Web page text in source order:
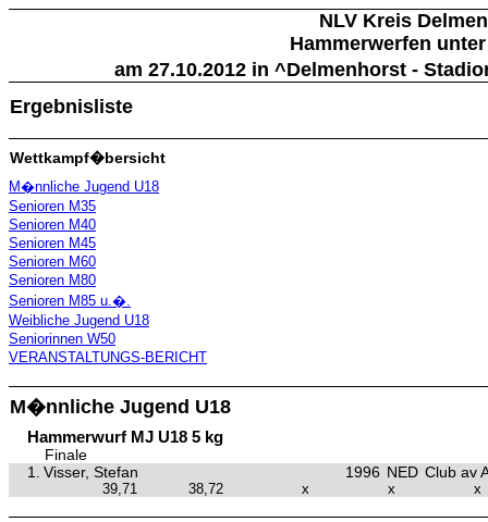
NLV Kreis
Hammerwerfen
am 27.10.2012 in ^Delmenhorst -
Ergebnisliste
Wettkampf�bersicht
M�nnliche Jugend U18
Senioren M35
Senioren M40
Senioren M45
Senioren M60
Senioren M80
Senioren M85 u.�.
Weibliche Jugend U18
Seniorinnen W50
VERANSTALTUNGS-BERICHT
M�nnliche Jugend U18
Hammerwurf MJ U18 5 kg
Finale
1.
Visser, Stefan 1996 NED Club av
39,71 38,72 x x x